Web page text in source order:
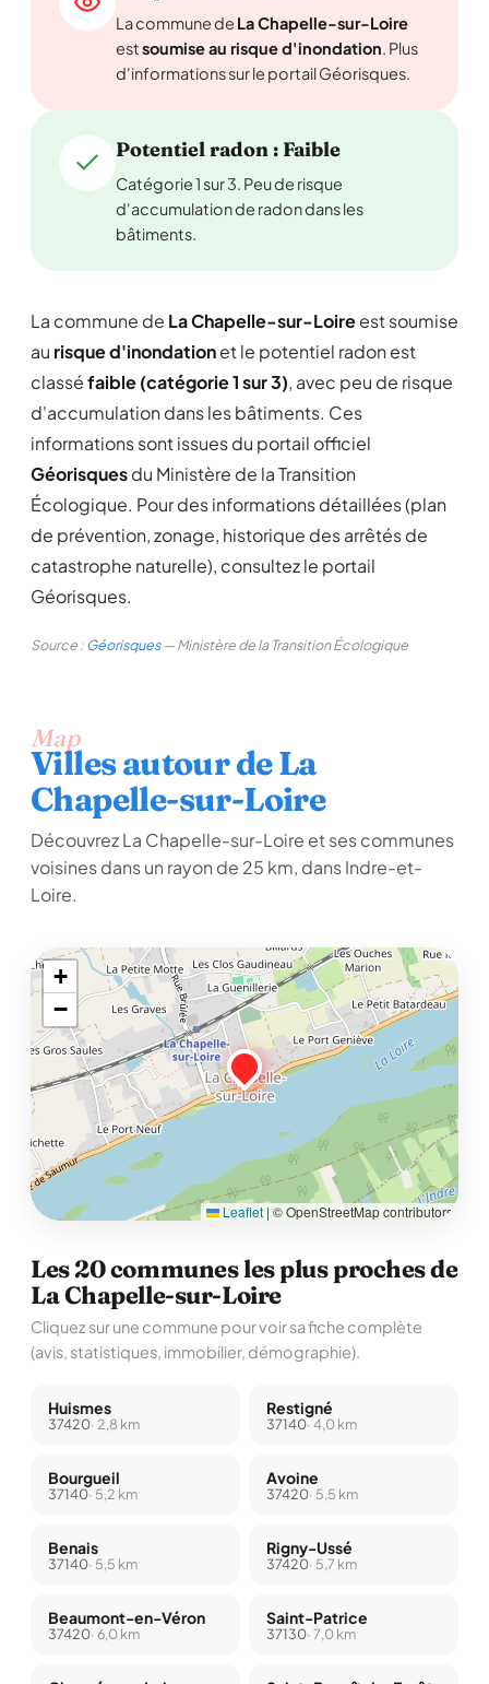
La commune de La Chapelle-sur-Loire
estsoumise au risque d'inondation. Plus
d'informations sur le portail Géorisques.
Potentiel radon : Faible
Catégorie 1 sur 3. Peu de risque
d'accumulation de radon dans les
bâtiments.
La commune de La Chapelle-sur-Loireest soumise
au risque d'inondationet le potentiel radon est
classéfaible (catégorie 1 sur 3), avec peu de risque
d'accumulation dans les bâtiments. Ces
informations sont issues du portail officiel
Géorisquesdu Ministère de la Transition
Écologique. Pour des informations détaillées (plan
de prévention, zonage, historique des arrêtés de
catastrophe naturelle), consultez le portail
Géorisques.
Source :Géorisques— Ministère de la Transition Écologique
Map
Villes autour de La
Chapelle-sur-Loire
Découvrez La Chapelle-sur-Loire et ses communes
voisines dans un rayon de 25 km, dans Indre-et-
Loire.
+
−
Leaflet | © OpenStreetMap contributors
Les 20 communes les plus proches de
La Chapelle-sur-Loire
Cliquez sur une commune pour voir sa fiche complète
(avis, statistiques, immobilier, démographie).
Huismes
37420· 2,8 km
Restigné
37140· 4,0 km
Bourgueil
37140· 5,2 km
Avoine
37420· 5,5 km
Benais
37140· 5,5 km
Rigny-Ussé
37420· 5,7 km
Beaumont-en-Véron
37420· 6,0 km
Saint-Patrice
37130· 7,0 km